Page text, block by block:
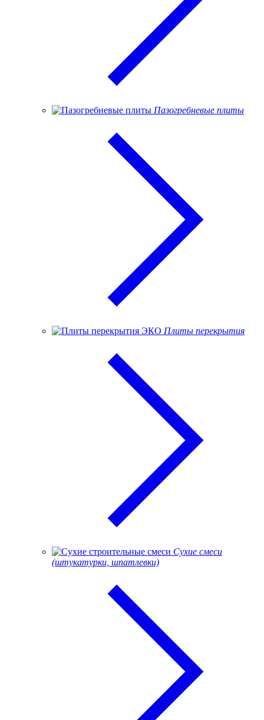
Пазогребневые плиты
Плиты перекрытия
Сухие смеси
(штукатурки, шпатлевки)